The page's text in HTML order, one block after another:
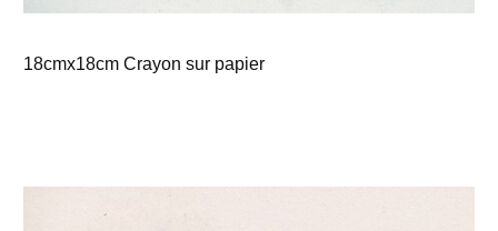
18cmx18cm Crayon sur papier